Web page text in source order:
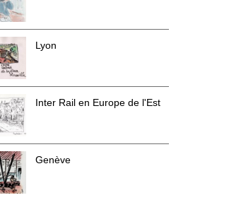
Lyon
Inter Rail en Europe de l'Est
Genève